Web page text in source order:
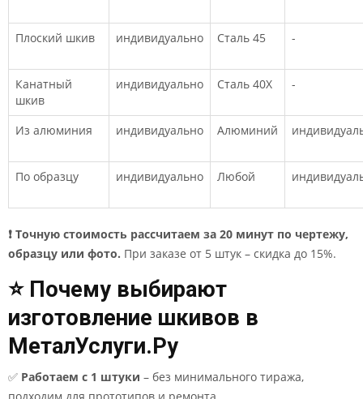
Плоский шкив индивидуально Сталь 45 -
Канатный
шкив
индивидуально Сталь 40Х -
Из алюминия индивидуально Алюминий
По образцу индивидуально Любой
❗ Точную стоимость рассчитаем за 20 минут по чертежу,
образцу или фото. При заказе от 5 штук – скидка до 15%.
⭐ Почему выбирают
изготовление шкивов в
МеталУслуги.Ру
✅ Работаем с 1 штуки – без минимального тиража,